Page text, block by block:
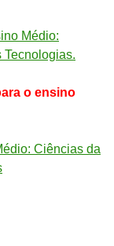
Médio:
Tecnologias.
o ensino
Ciências da